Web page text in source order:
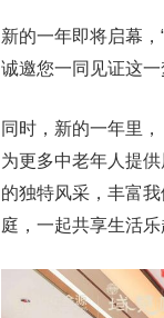
新的一年即将启幕
诚邀您一同见证这
同时，新的一年里
为更多中老年人提
的独特风采，丰富
庭，一起共享生活乐